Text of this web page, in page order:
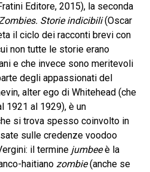
Editore, 2015), la seconda
Storie indicibili(Oscar
il ciclo dei racconti brevi con
non tutte le storie erano
e che invece sono meritevoli
degli appassionati del
alter ego di Whitehead (che
1921 al 1929), è un
si trova spesso coinvolto in
sulle credenze voodoo
il termine jumbeeè la
haitiano zombie(anche se